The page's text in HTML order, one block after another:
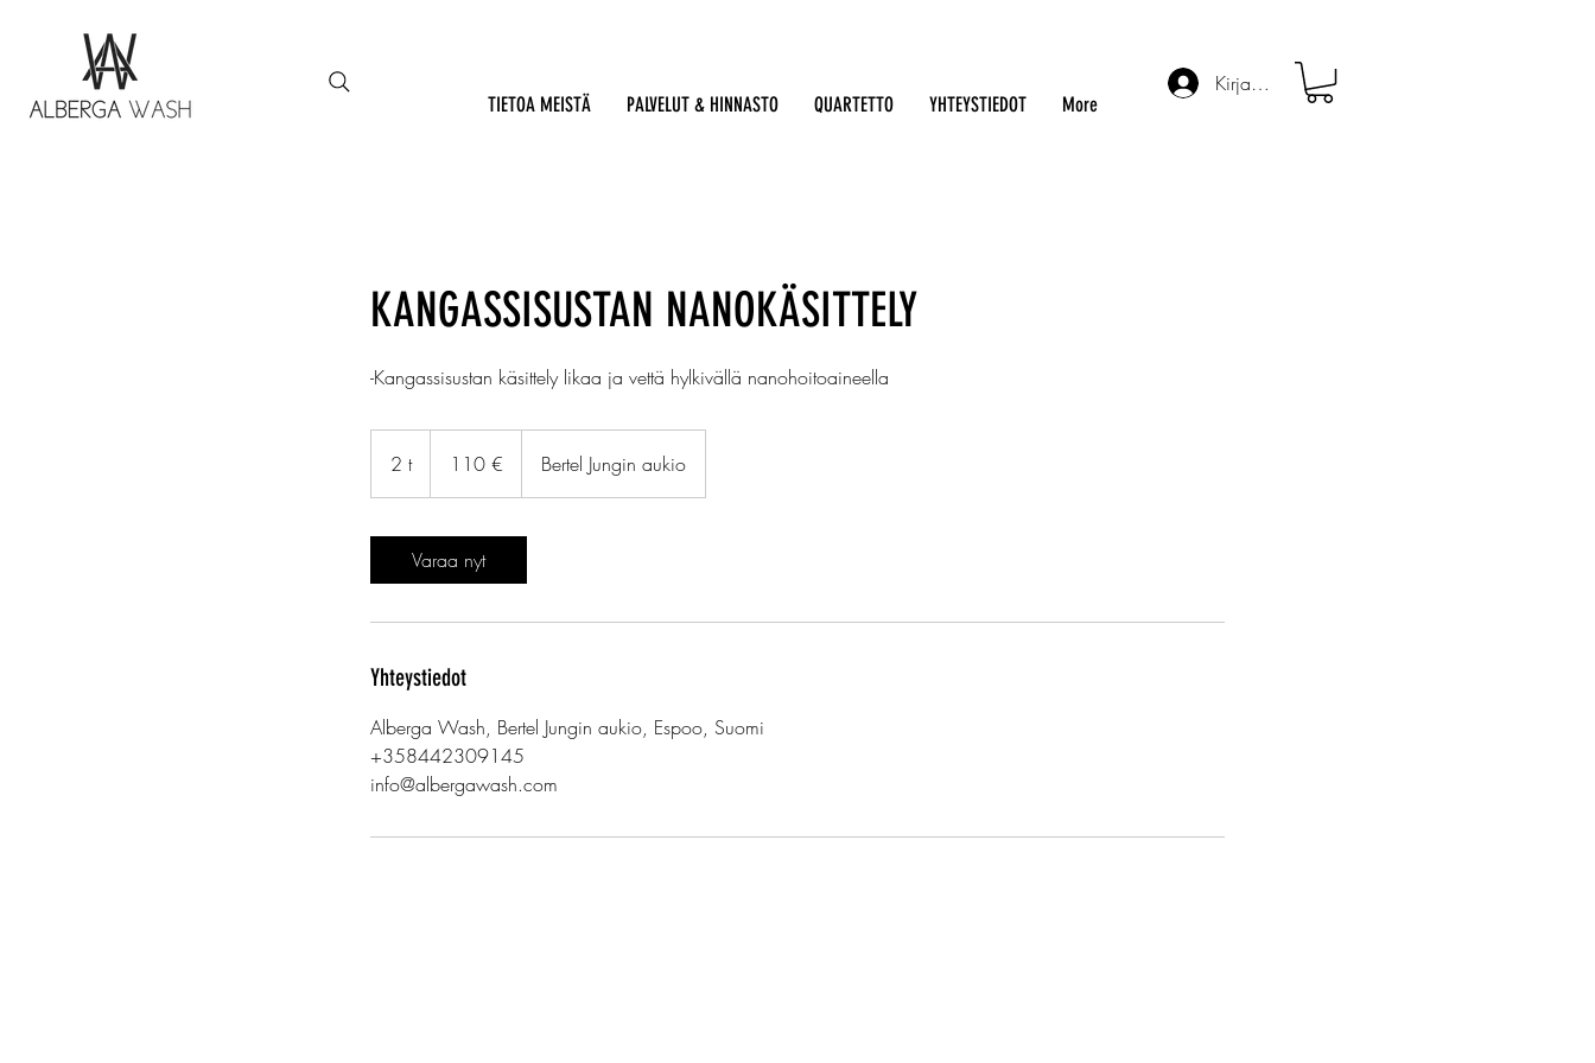
TIETOA MEISTÄ PALVELUT & HINNASTO QUARTETTO YHTEYSTIEDOT More
Kirjaudu
KANGASSISUSTAN NANOKÄSITTELY
-Kangassisustan käsittely likaa ja vettä hylkivällä nanohoitoaineella
2 t2
t
110 € Bertel Jungin aukio
Varaa nyt
Yhteystiedot
Alberga Wash, Bertel Jungin aukio, Espoo, Suomi
+358442309145
info@albergawash.com